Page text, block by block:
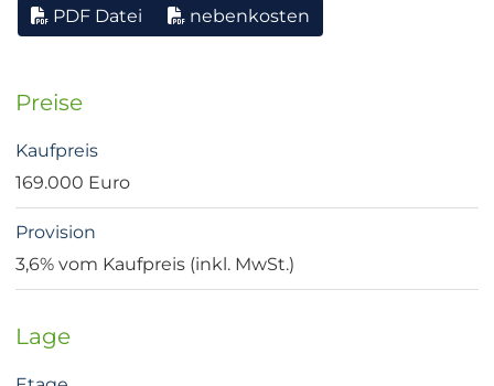
PDF Datei nebenkosten
Preise
Kaufpreis
169.000 Euro
Provision
3,6% vom Kaufpreis (inkl. MwSt.)
Lage